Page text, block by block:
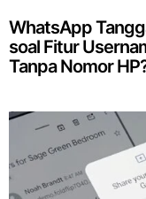
WhatsApp
soal Fitur
Tanpa Nomor